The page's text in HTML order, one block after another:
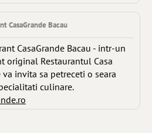
CasaGrande Bacau
CasaGrande Bacau - intr-un
original Restaurantul Casa
va invita sa petreceti o seara
culinare.